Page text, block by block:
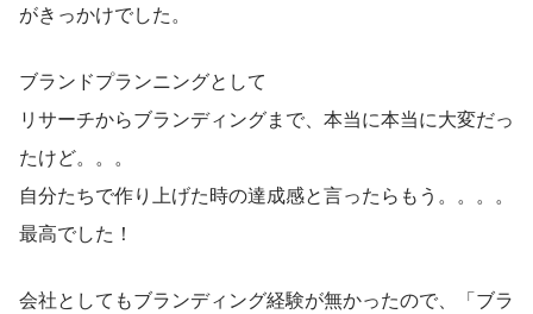
がきっかけでした。
ブランドプランニングとして
リサーチからブランディングまで、本当に本当に大変だっ
たけど。。。
自分たちで作り上げた時の達成感と言ったらもう。。。。
最高でした！
会社としてもブランディング経験が無かったので、「ブラ